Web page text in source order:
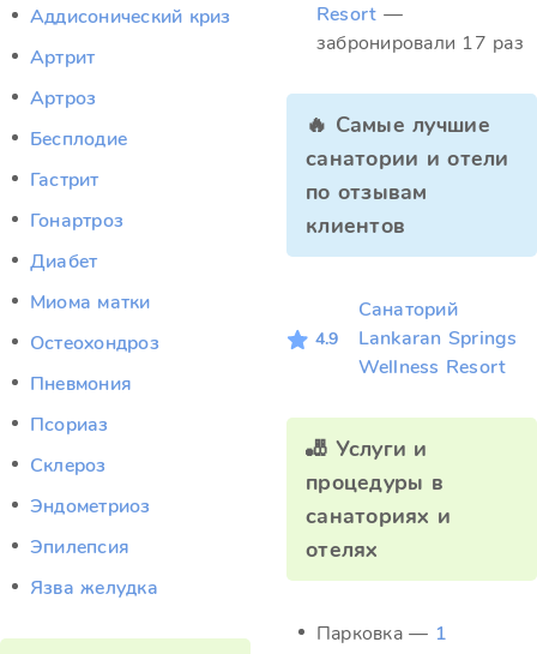
Аддисонический криз
Артрит
Артроз
Бесплодие
Гастрит
Гонартроз
Диабет
Миома матки
Остеохондроз
Пневмония
Псориаз
Склероз
Эндометриоз
Эпилепсия
Язва желудка
Resort —
забронировали 17 раз
🔥 Самые лучшие
санатории и отели
по отзывам
клиентов
4.9
Санаторий
Lankaran Springs
Wellness Resort
🎳 Услуги и
процедуры в
санаториях и
отелях
Парковка — 1